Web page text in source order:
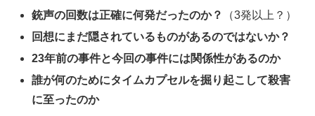
銃声の回数は正確に何発だったのか？
（3発以上？）
回想にまだ隠されているものがあるのではないか？
23年前の事件と今回の事件には関係性があるのか
誰が何のためにタイムカプセルを掘り起こして殺害
に至ったのか